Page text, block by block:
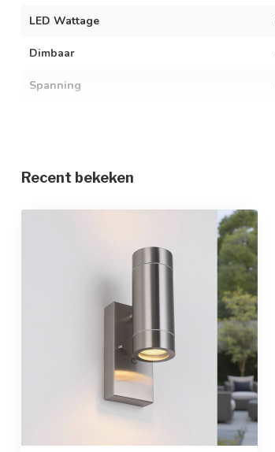
LED Wattage
Dimbaar
Spanning
Materiaal
Afmetingen
In hoogte verstelbaar
Beschermingsgraad
Beschermingsklasse
Recent bekeken